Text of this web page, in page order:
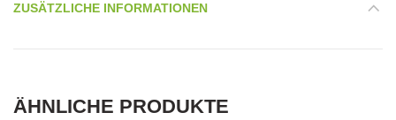
ZUSÄTZLICHE INFORMATIONEN
ÄHNLICHE PRODUKTE